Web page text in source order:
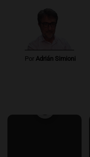
Por Adrián Simioni